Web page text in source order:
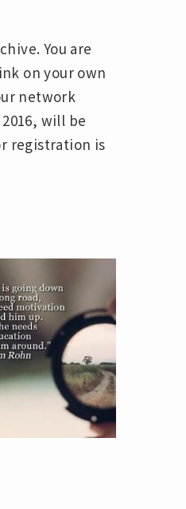
You are
on your own
network
will be
registration is